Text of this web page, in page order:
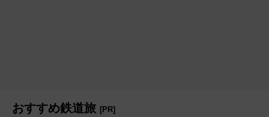
おすすめ鉄道旅 [PR]